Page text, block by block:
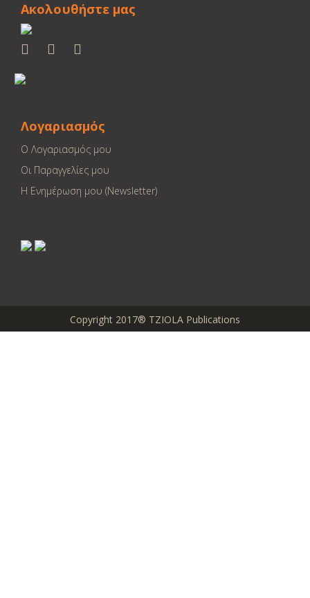
Ακολουθήστε μας
Λογαριασμός
Ο Λογαριασμός μου
Οι Παραγγελίες μου
Η Ενημέρωση μου (Newsletter)
Copyright 2017® TZIOLA Publications